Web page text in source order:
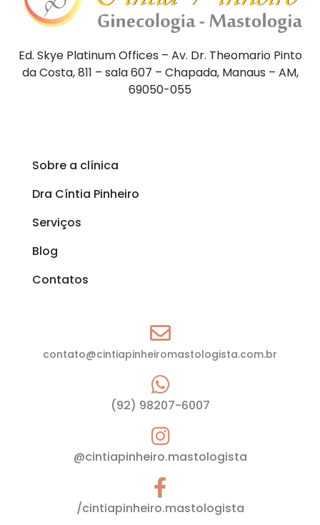
Ed. Skye Platinum Offices – Av. Dr. Theomario Pinto
da Costa, 811 – sala 607 – Chapada, Manaus – AM,
69050-055
Sobre a clínica
Dra Cíntia Pinheiro
Serviços
Blog
Contatos
contato@cintiapinheiromastologista.com.br
(92) 98207-6007
@cintiapinheiro.mastologista
/cintiapinheiro.mastologista